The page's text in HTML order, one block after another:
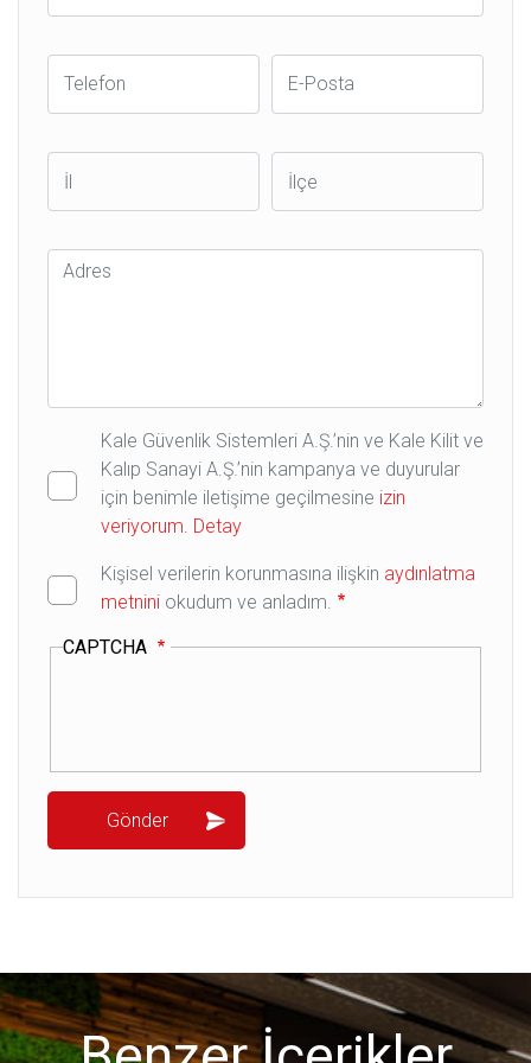
Telefon
E-
Posta
İl İlçe
Adres
Kale Güvenlik Sistemleri A.Ş.’nin ve Kale Kilit ve
Kalıp Sanayi A.Ş.’nin kampanya ve duyurular
için benimle iletişime geçilmesine izin
veriyorum. Detay
Kişisel verilerin korunmasına ilişkin aydınlatma
metnini okudum ve anladım.
CAPTCHA